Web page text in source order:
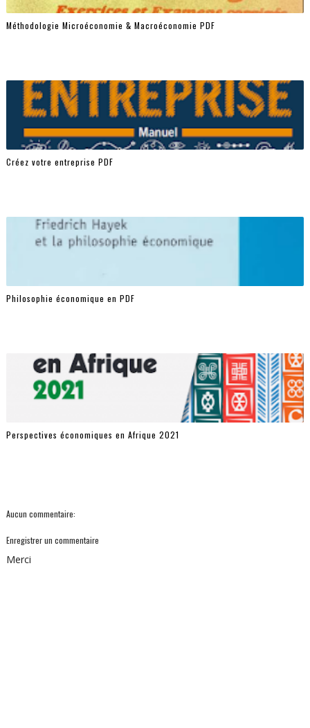
Méthodologie Microéconomie & Macroéconomie PDF
Créez votre entreprise PDF
Philosophie économique en PDF
Perspectives économiques en Afrique 2021
Aucun commentaire:
Enregistrer un commentaire
Merci